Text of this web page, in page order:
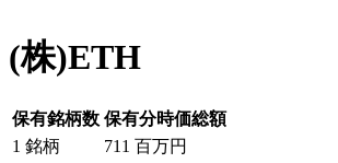
(株)ETH
保有銘柄数 保有分時価総額
1 銘柄 711 百万円